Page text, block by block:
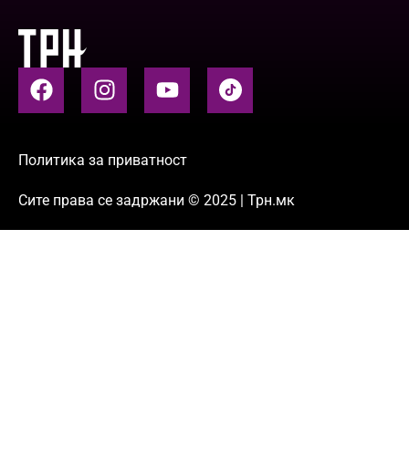
Политика за приватност
Сите права се задржани © 2025 | Трн.мк